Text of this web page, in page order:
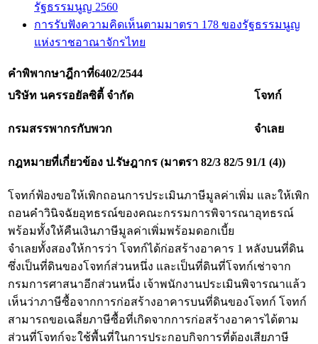
รัฐธรรมนูญ 2560
การรับฟังความคิดเห็นตามมาตรา 178 ของรัฐธรรมนูญ
แห่งราชอาณาจักรไทย
คำพิพากษาฎีกาที่6402/2544
บริษัท นครรอยัลซิตี้ จำกัด
โจทก์
กรมสรรพากรกับพวก จำเลย
กฎหมายที่เกี่ยวข้อง ป.รัษฎากร (มาตรา 82/3 82/5 91/1 (4))
โจทก์ฟ้องขอให้เพิกถอนการประเมินภาษีมูลค่าเพิ่ม และให้เพิก
ถอนคำวินิจฉัยอุทธรณ์ของคณะกรรมการพิจารณาอุทธรณ์
พร้อมทั้งให้คืนเงินภาษีมูลค่าเพิ่มพร้อมดอกเบี้ย
จำเลยทั้งสองให้การว่า โจทก์ได้ก่อสร้างอาคาร 1 หลังบนที่ดิน
ซึ่งเป็นที่ดินของโจทก์ส่วนหนึ่ง และเป็นที่ดินที่โจทก์เช่าจาก
กรมการศาสนาอีกส่วนหนึ่ง เจ้าพนักงานประเมินพิจารณาแล้ว
เห็นว่าภาษีซื้อจากการก่อสร้างอาคารบนที่ดินของโจทก์ โจทก์
สามารถขอเฉลี่ยภาษีซื้อที่เกิดจากการก่อสร้างอาคารได้ตาม
ส่วนที่โจทก์จะใช้พื้นที่ในการประกอบกิจการที่ต้องเสียภาษี